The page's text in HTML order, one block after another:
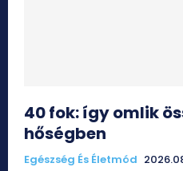
40 fok: így omlik
hőségben
Egészség És Életmód